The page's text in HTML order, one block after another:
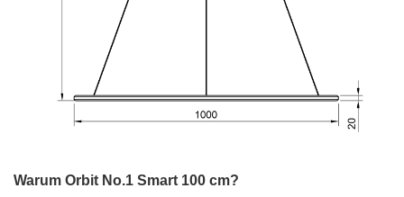
Warum Orbit No.1 Smart 100 cm?